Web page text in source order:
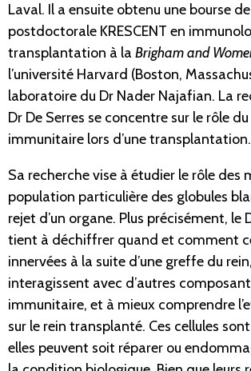
Laval. Il a ensuite obtenu une bourse
postdoctorale KRESCENT en
transplantation à la Brigham and
l’université Harvard (Boston,
laboratoire du Dr Nader Najafian. La
Dr De Serres se concentre sur le rôle
immunitaire lors d’une transplantation.
Sa recherche vise à étudier le rôle des
population particulière des globules
rejet d’un organe. Plus précisément, le
tient à déchiffrer quand et comment
innervées à la suite d’une greffe du
interagissent avec d’autres
immunitaire, et à mieux comprendre
sur le rein transplanté. Ces cellules
elles peuvent soit réparer ou